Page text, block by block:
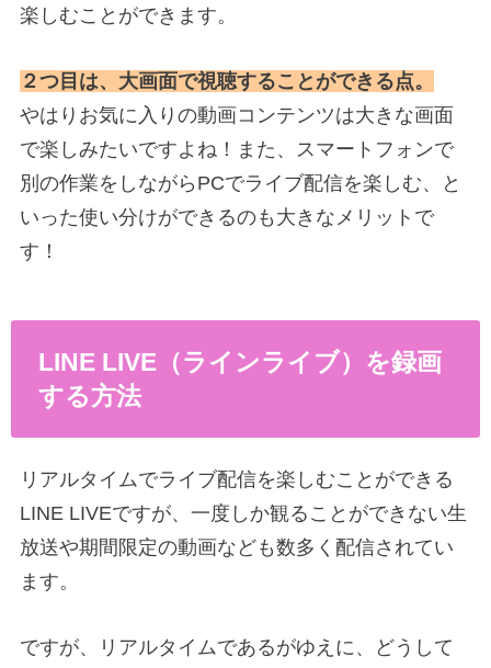
楽しむことができます。
２つ目は、大画面で視聴することができる点。
やはりお気に入りの動画コンテンツは大きな画面
で楽しみたいですよね！また、スマートフォンで
別の作業をしながらPCでライブ配信を楽しむ、と
いった使い分けができるのも大きなメリットで
す！
LINE LIVE（ラインライブ）を録画
する方法
リアルタイムでライブ配信を楽しむことができる
LINE LIVEですが、一度しか観ることができない生
放送や期間限定の動画なども数多く配信されてい
ます。
ですが、リアルタイムであるがゆえに、どうして